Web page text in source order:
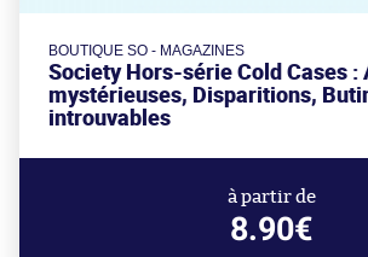
BOUTIQUE SO - MAGAZINES
Society Hors-série Cold Cases
mystérieuses, Disparitions,
introuvables
à partir de
8.90€